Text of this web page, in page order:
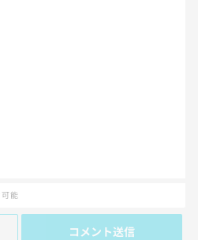
能
コメント送信